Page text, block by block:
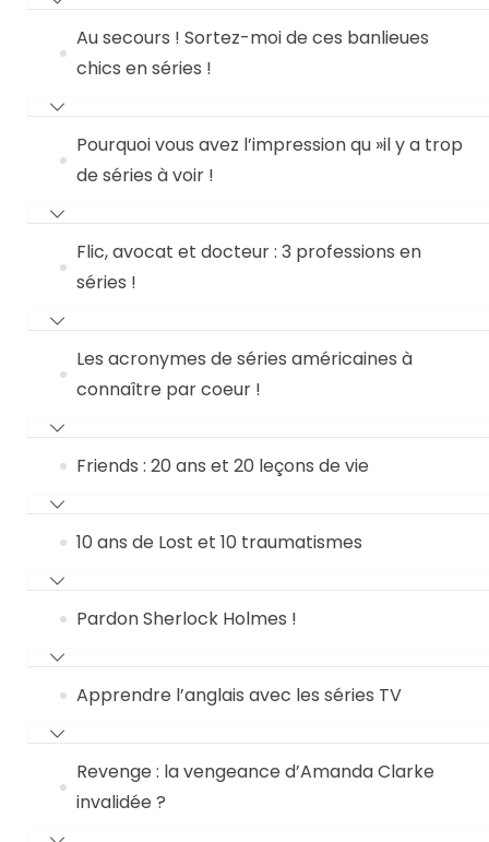
Au secours ! Sortez-moi de ces banlieues
chics en séries !
Pourquoi vous avez l’impression qu »il y a trop
de séries à voir !
Flic, avocat et docteur : 3 professions en
séries !
Les acronymes de séries américaines à
connaître par coeur !
Friends : 20 ans et 20 leçons de vie
10 ans de Lost et 10 traumatismes
Pardon Sherlock Holmes !
Apprendre l’anglais avec les séries TV
Revenge : la vengeance d’Amanda Clarke
invalidée ?